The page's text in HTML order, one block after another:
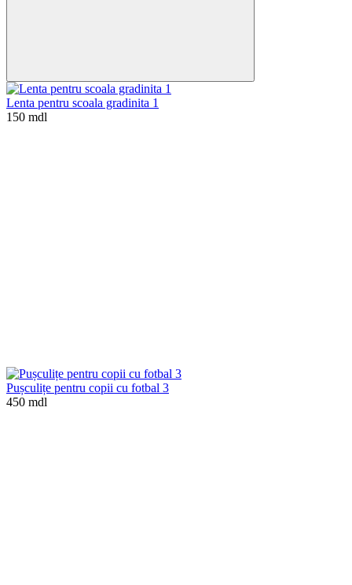
Lenta pentru scoala gradinita 1
150 mdl
Pușculițe pentru copii cu fotbal 3
450 mdl